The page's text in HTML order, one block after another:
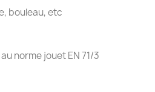
bouleau, etc
norme jouet EN 71/3